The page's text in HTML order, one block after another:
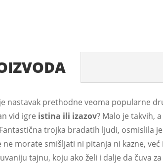
nastavak prethodne veoma popularne
vid igre istina ili izazov? Malo je takvih,
trojka bradatih ljudi, osmislila
ne morate smišljati ni pitanja ni kazne,
tajnu, koju ako želi i dalje da čuva